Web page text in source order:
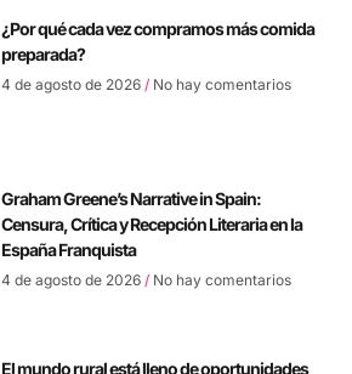
¿Por qué cada vez compramos más comida
preparada?
4 de agosto de 2026 No hay comentarios
Graham Greene’s Narrative in Spain:
Censura, Crítica y Recepción Literaria en la
España Franquista
4 de agosto de 2026 No hay comentarios
El mundo rural está lleno de oportunidades